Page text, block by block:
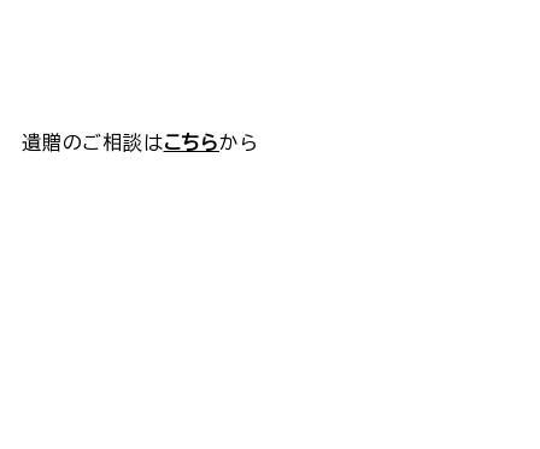
遺贈のご相談はこちらから